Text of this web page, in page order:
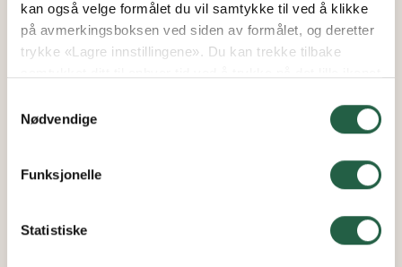
kan også velge formålet du vil samtykke til ved å klikke
på avmerkingsboksen ved siden av formålet, og deretter
trykke «Lagre innstillingene». Du kan trekke tilbake
om hvordan vi bruker informasjonskapsler og annen
personopplysninger
Nødvendige
Funksjonelle
Statistiske